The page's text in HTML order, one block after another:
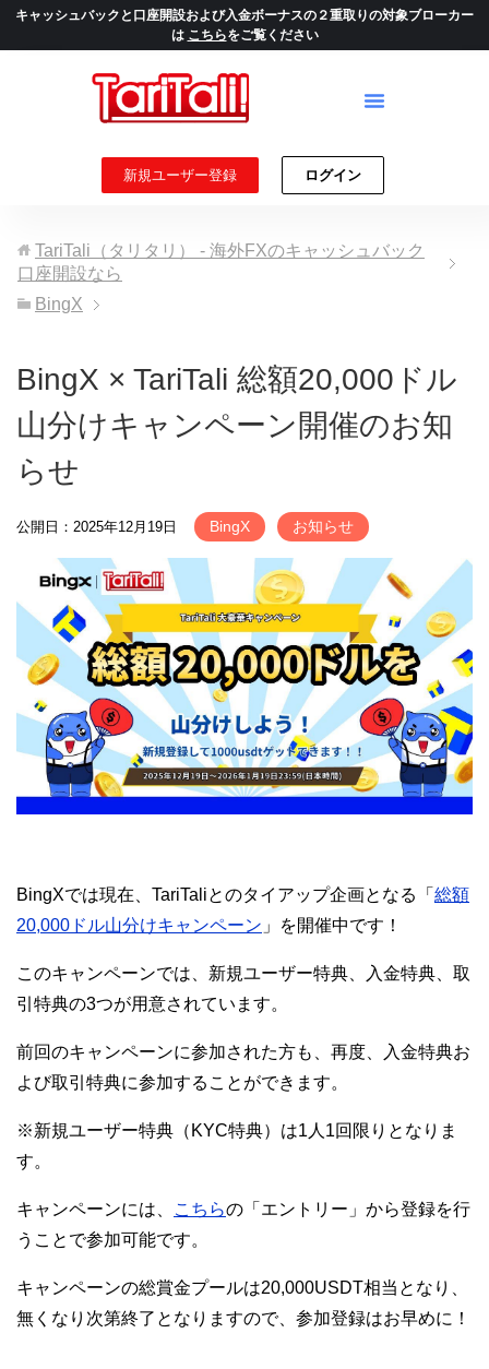
キャッシュバックと口座開設および入金ボーナスの２重取りの対象ブローカー
は こちらをご覧ください
新規ユーザー登録 ログイン
TariTali（タリタリ） - 海外FXのキャッシュバック
口座開設なら
BingX
BingX × TariTali 総額20,000ドル
山分けキャンペーン開催のお知
らせ
公開日：2025年12月19日 BingX お知らせ
BingXでは現在、TariTaliとのタイアップ企画となる「 総額
20,000ドル山分けキャンペーン 」を開催中です！
このキャンペーンでは、新規ユーザー特典、入金特典、取
引特典の3つが用意されています。
前回のキャンペーンに参加された方も、再度、入金特典お
よび取引特典に参加することができます。
※新規ユーザー特典（KYC特典）は1人1回限りとなりま
す。
キャンペーンには、 こちらの「エントリー」から登録を行
うことで参加可能です。
キャンペーンの総賞金プールは20,000USDT相当となり、
無くなり次第終了となりますので、参加登録はお早めに！